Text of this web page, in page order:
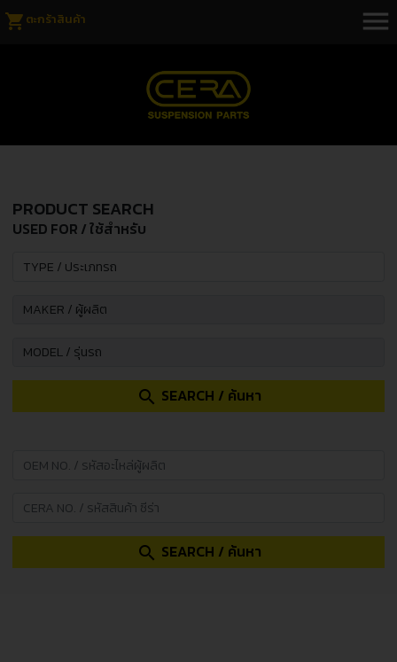
shopping_cart ตะกร้าสินค้า menu
PRODUCT SEARCH
USED FOR / ใช้สำหรับ
search SEARCH / ค้นหา
search SEARCH / ค้นหา